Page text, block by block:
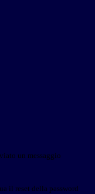
un messaggio
il reset della password